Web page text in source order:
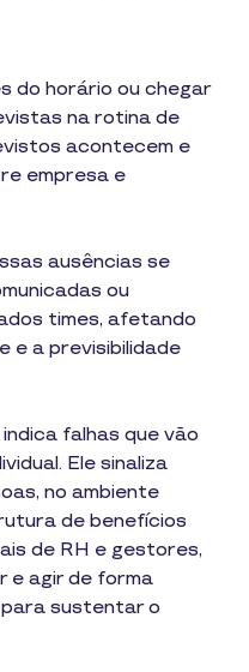
do horário ou chegar
na rotina de
acontecem e
empresa e
ausências se
ou
times, afetando
e a previsibilidade
falhas que vão
Ele sinaliza
no ambiente
de benefícios
de RH e gestores,
e agir de forma
sustentar o